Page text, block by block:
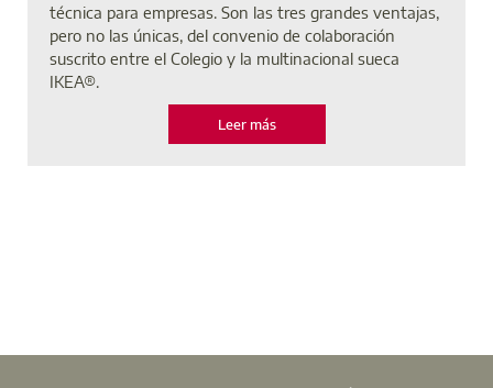
técnica para empresas. Son las tres grandes ventajas,
pero no las únicas, del convenio de colaboración
suscrito entre el Colegio y la multinacional sueca
IKEA®.
Leer más